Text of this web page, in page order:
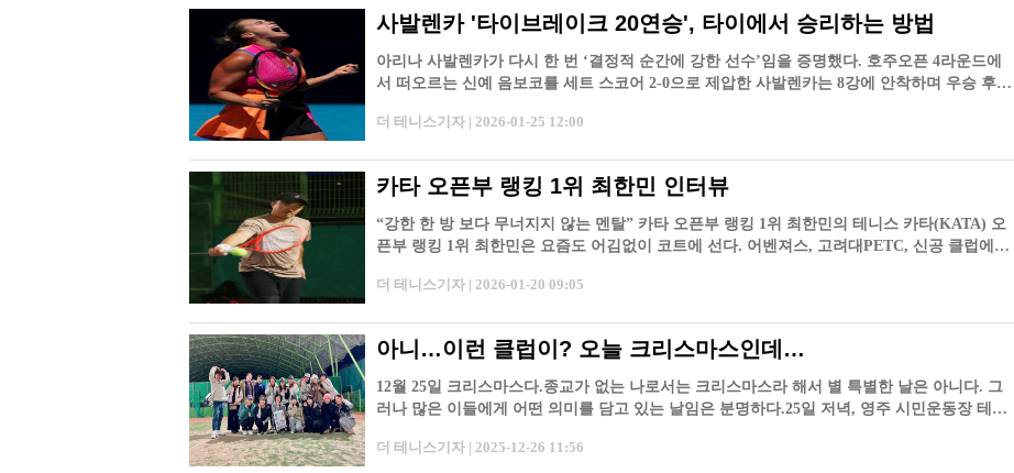
사발렌카 '타이브레이크 20연승', 타이에서 승리하는 방법
아리나 사발렌카가 다시 한 번 ‘결정적 순간에 강한 선수’임을 증명했다. 호주오픈 4라운드에
서 떠오르는 신예 음보코를 세트 스코어 2-0으로 제압한 사발렌카는 8강에 안착하며 우승 후보
더 테니스기자 | 2026-01-25 12:00
카타 오픈부 랭킹 1위 최한민 인터뷰
“강한 한 방 보다 무너지지 않는 멘탈” 카타 오픈부 랭킹 1위 최한민의 테니스 카타(KATA) 오
픈부 랭킹 1위 최한민은 요즘도 어김없이 코트에 선다. 어벤져스, 고려대PETC, 신공 클럽에서
더 테니스기자 | 2026-01-20 09:05
아니…이런 클럽이? 오늘 크리스마스인데…
12월 25일 크리스마스다.종교가 없는 나로서는 크리스마스라 해서 별 특별한 날은 아니다. 그
러나 많은 이들에게 어떤 의미를 담고 있는 날임은 분명하다.25일 저녁, 영주 시민운동장 테니
더 테니스기자 | 2025-12-26 11:56